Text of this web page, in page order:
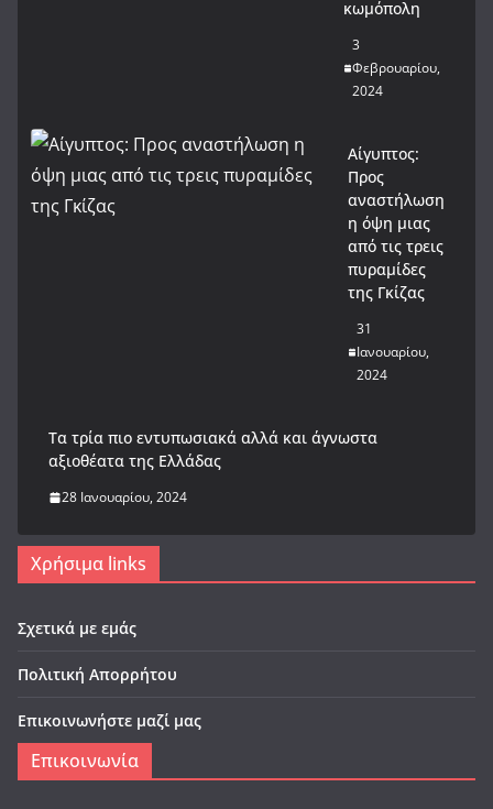
κωμόπολη
3
Φεβρουαρίου,
2024
Αίγυπτος:
Προς
αναστήλωση
η όψη μιας
από τις τρεις
πυραμίδες
της Γκίζας
31
Ιανουαρίου,
2024
Tα τρία πιο εντυπωσιακά αλλά και άγνωστα
αξιοθέατα της Ελλάδας
28 Ιανουαρίου, 2024
Χρήσιμα links
Σχετικά με εμάς
Πολιτική Απορρήτου
Επικοινωνήστε μαζί μας
Επικοινωνία